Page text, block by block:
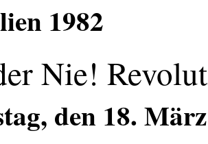
1982
Nie!
den 18.